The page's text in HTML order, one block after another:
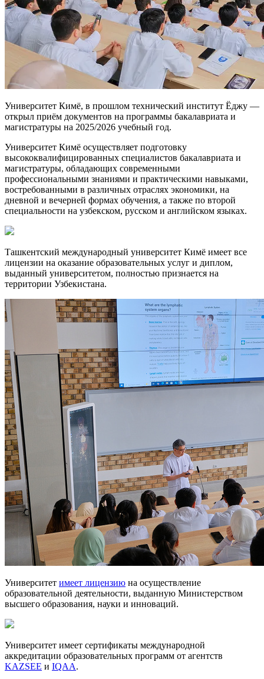
Университет Кимё, в прошлом технический институт Ёджу —
открыл приём документов на программы бакалавриата и
магистратуры на 2025/2026 учебный год.
Университет Кимё осуществляет подготовку
высококвалифицированных специалистов бакалавриата и
магистратуры, обладающих современными
профессиональными знаниями и практическими навыками,
востребованными в различных отраслях экономики, на
дневной и вечерней формах обучения, а также по второй
специальности на узбекском, русском и английском языках.
Ташкентский международный университет Кимё имеет все
лицензии на оказание образовательных услуг и диплом,
выданный университетом, полностью признается на
территории Узбекистана.
Университет имеет лицензию на осуществление
образовательной деятельности, выданную Министерством
высшего образования, науки и инноваций.
Университет имеет сертификаты международной
аккредитации образовательных программ от агентств
KAZSEE и IQAA.